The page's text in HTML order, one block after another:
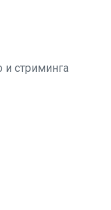
и стриминга